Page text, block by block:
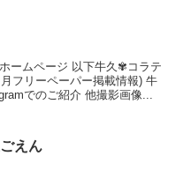
ームページ 以下牛久✾コラテ
フリーペーパー掲載情報) 牛
でのご紹介 他撮影画像...
えん